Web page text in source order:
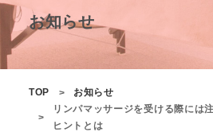
お知らせ
TOP
お知らせ
リンパマッサージを受ける際には
ヒントとは